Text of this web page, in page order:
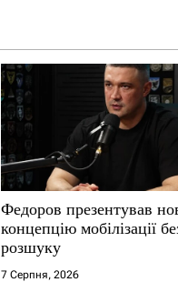
Федоров презентував
концепцію мобілізації
розшуку
7 Серпня, 2026